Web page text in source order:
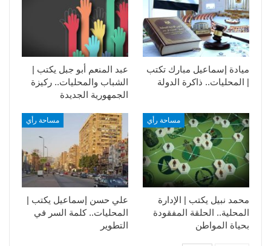
عبد المنعم أبو جبل يكتب |
الشباب والمحليات.. ركيزة
الجمهورية الجديدة
ميادة إسماعيل مبارك تكتب
| المحليات.. ذاكرة الدولة
مساحة رأي
علي حسن إسماعيل يكتب |
المحليات.. كلمة السر في
التطوير​
مساحة رأي
محمد نبيل يكتب | الإدارة
المحلية.. الحلقة المفقودة
بحياة المواطن